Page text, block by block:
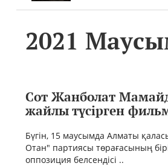
2021
Сот Жанболат
жайлы түсірген
Бүгін, 15 маусымда Алматы
Отан" партиясы төрағасының
оппозиция белсендісі ..